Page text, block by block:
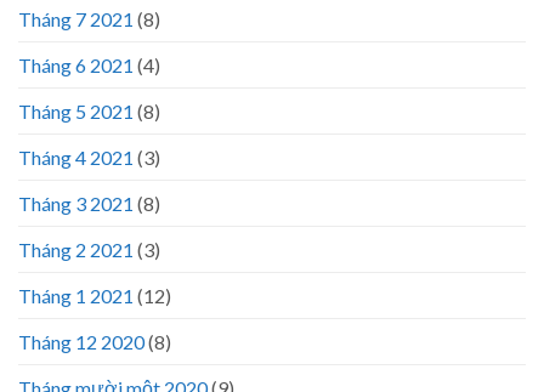
Tháng 7 2021 (8)
Tháng 6 2021 (4)
Tháng 5 2021 (8)
Tháng 4 2021 (3)
Tháng 3 2021 (8)
Tháng 2 2021 (3)
Tháng 1 2021 (12)
Tháng 12 2020(8)